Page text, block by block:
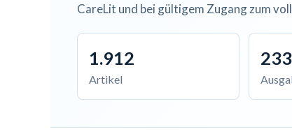
CareLit und bei gültigem Zugang zum
1.912
Artikel
233